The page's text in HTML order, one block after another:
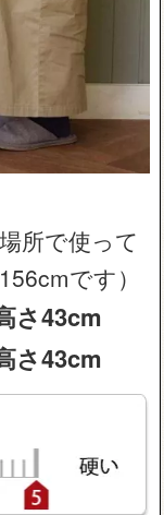
所で使って
です）
さ43cm
さ43cm